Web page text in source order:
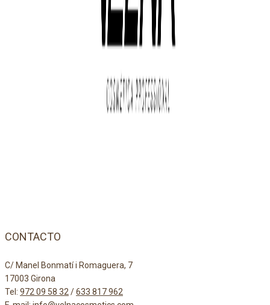
CONTACTO
C/ Manel Bonmatí i Romaguera, 7
17003 Girona
Tel: 972 09 58 32/633 817 962